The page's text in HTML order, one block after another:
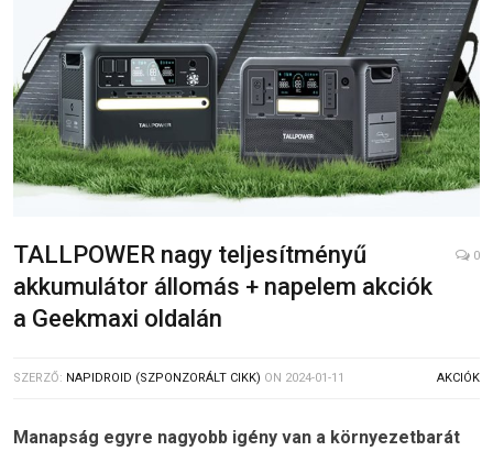
TALLPOWER nagy teljesítményű
akkumulátor állomás + napelem akciók
a Geekmaxi oldalán
0
SZERZŐ: NAPIDROID (SZPONZORÁLT CIKK) ON 2024-01-11 AKCIÓK
Manapság egyre nagyobb igény van a környezetbarát